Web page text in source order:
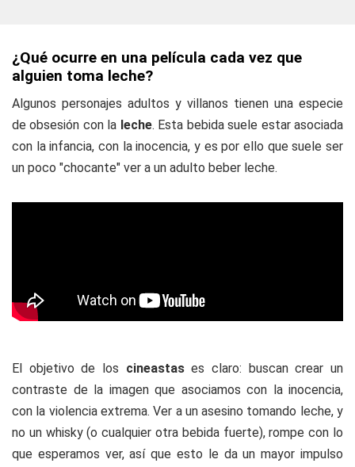
¿Qué ocurre en una película cada vez que
alguien toma leche?
Algunos personajes adultos y villanos tienen una especie
de obsesión con la leche. Esta bebida suele estar asociada
con la infancia, con la inocencia, y es por ello que suele ser
un poco "chocante" ver a un adulto beber leche.
El objetivo de los cineastases claro: buscan crear un
contraste de la imagen que asociamos con la inocencia,
con la violencia extrema. Ver a un asesino tomando leche, y
no un whisky (o cualquier otra bebida fuerte), rompe con lo
que esperamos ver, así que esto le da un mayor impulso